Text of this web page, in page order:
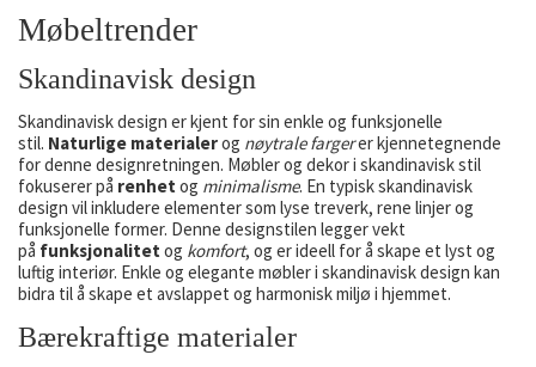
Møbeltrender
Skandinavisk design
Skandinavisk design er kjent for sin enkle og funksjonelle
stil. Naturlige materialerog nøytrale fargerer kjennetegnende
for denne designretningen. Møbler og dekor i skandinavisk stil
fokuserer på renhet og minimalisme. En typisk skandinavisk
design vil inkludere elementer som lyse treverk, rene linjer og
funksjonelle former. Denne designstilen legger vekt
på funksjonalitet og komfort, og er ideell for å skape et lyst og
luftig interiør. Enkle og elegante møbler i skandinavisk design kan
bidra til å skape et avslappet og harmonisk miljø i hjemmet.
Bærekraftige materialer